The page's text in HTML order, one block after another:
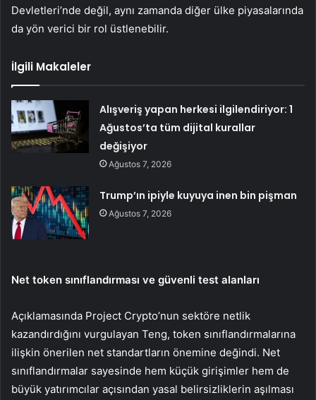
Devletleri’nde değil, aynı zamanda diğer ülke piyasalarında
da yön verici bir rol üstlenebilir.
İlgili Makaleler
Alışveriş yapan herkesi ilgilendiriyor: 1
Ağustos’ta tüm dijital kurallar
değişiyor
Ağustos 7, 2026
Trump’ın ipiyle kuyuya inen bin pişman
Ağustos 7, 2026
Net token sınıflandırması ve güvenli test alanları
Açıklamasında Project Crypto’nun sektöre netlik
kazandırdığını vurgulayan Teng, token sınıflandırmalarına
ilişkin önerilen net standartların önemine değindi. Net
sınıflandırmalar sayesinde hem küçük girişimler hem de
büyük yatırımcılar açısından yasal belirsizliklerin aşılması